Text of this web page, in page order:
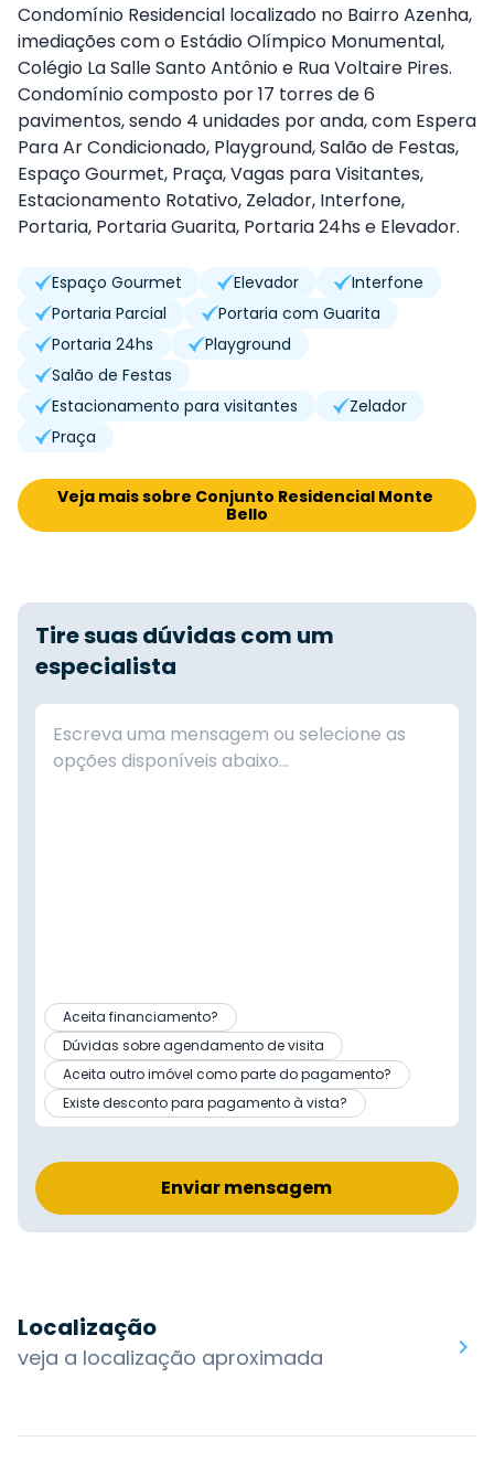
Condomínio Residencial localizado no Bairro Azenha,
imediações com o Estádio Olímpico Monumental,
Colégio La Salle Santo Antônio e Rua Voltaire Pires.
Condomínio composto por 17 torres de 6
pavimentos, sendo 4 unidades por anda, com Espera
Para Ar Condicionado, Playground, Salão de Festas,
Espaço Gourmet, Praça, Vagas para Visitantes,
Estacionamento Rotativo, Zelador, Interfone,
Portaria, Portaria Guarita, Portaria 24hs e Elevador.
Espaço Gourmet Elevador
Interfone
Portaria Parcial
Portaria com Guarita
Portaria 24hs
Playground
Salão de Festas
Estacionamento para visitantes
Zelador
Praça
Veja mais sobre Conjunto Residencial Monte
Bello
Tire suas dúvidas com um
especialista
Aceita financiamento?
Dúvidas sobre agendamento de visita
Aceita outro imóvel como parte do pagamento?
Existe desconto para pagamento à vista?
Enviar mensagem
Localização
veja a localização aproximada